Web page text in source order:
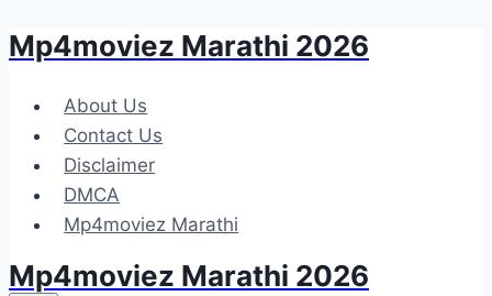
Skip
content
Mp4moviez Marathi 2026
About Us
Contact Us
Disclaimer
DMCA
Mp4moviez Marathi
Mp4moviez Marathi 2026